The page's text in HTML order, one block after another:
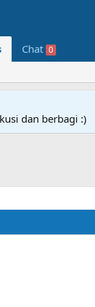
Chat 0
dan berbagi :)